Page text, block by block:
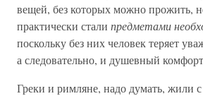
вещей, без которых можно прожить,
практически стали предметами
поскольку без них человек теряет
а следовательно, и душевный
Греки и римляне, надо думать, жили